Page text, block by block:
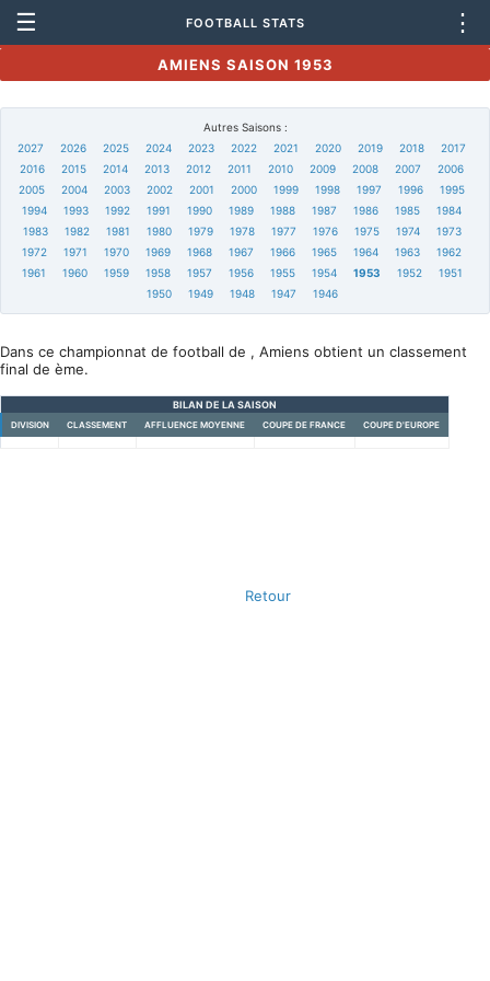
☰ FOOTBALL STATS ⋮
AMIENS SAISON 1953
Autres Saisons :
2027
2026 2025 2024 2023 2022 2021 2020 2019 2018
2017
2016
2015 2014 2013 2012 2011 2010 2009 2008 2007
2006
2005
2004 2003 2002 2001 2000 1999 1998 1997 1996
1995
1994
1993 1992 1991 1990 1989 1988 1987 1986 1985
1984
1983
1982 1981 1980 1979 1978 1977 1976 1975 1974
1973
1972
1971 1970 1969 1968 1967 1966 1965 1964 1963
1962
1961
1960 1959 1958 1957 1956 1955 1954 1953 1952
1951
1950
1949 1948 1947 1946
Dans ce championnat de football de , Amiens obtient un classement
final de ème.
BILAN DE LA SAISON
DIVISION CLASSEMENT AFFLUENCE MOYENNE COUPE DE FRANCE COUPE D'EUROPE
Retour